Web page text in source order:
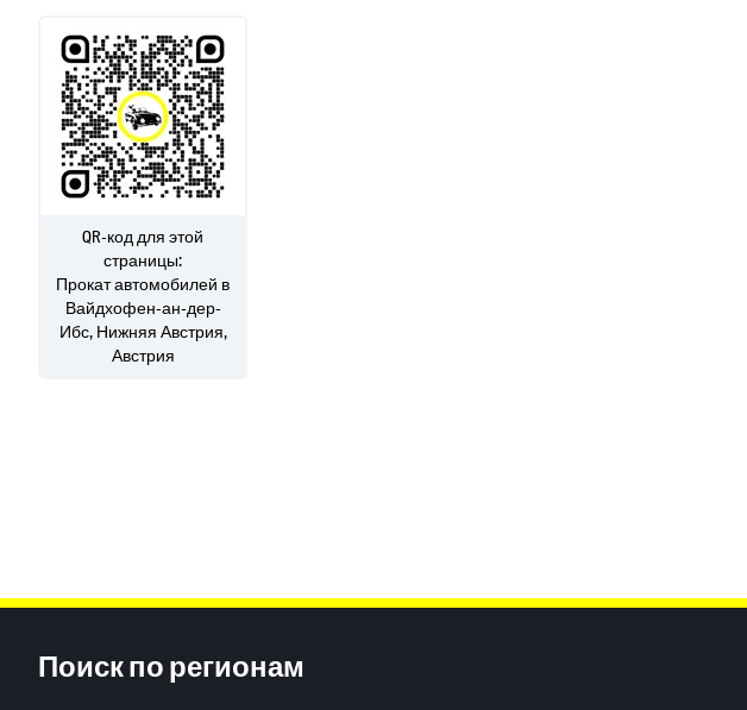
QR-код для этой
страницы:
Прокат автомобилей в
Вайдхофен-ан-дер-
Ибс, Нижняя Австрия,
Австрия
Поиск по регионам